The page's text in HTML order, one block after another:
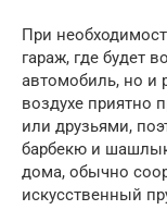
При
гараж, где будет
автомобиль, но и
воздухе приятно
или друзьями,
барбекю и
дома, обычно
искусственный